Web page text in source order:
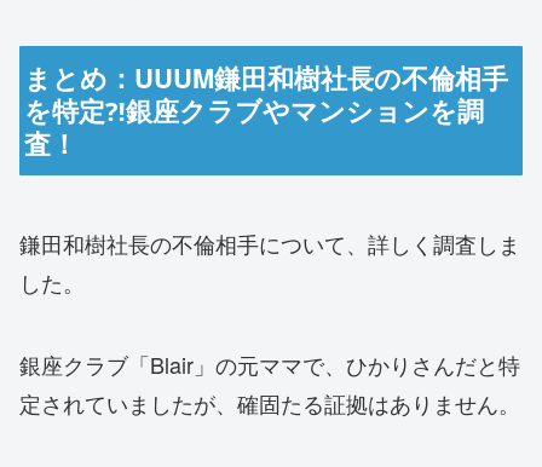
まとめ：UUUM鎌田和樹社長の不倫相手
を特定⁈銀座クラブやマンションを調
査！
鎌田和樹社長の不倫相手について、詳しく調査しま
した。
銀座クラブ「Blair」の元ママで、ひかりさんだと特
定されていましたが、確固たる証拠はありません。